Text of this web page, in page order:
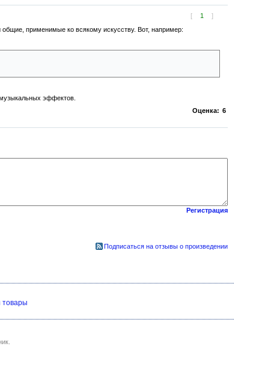
[ 1 ]
применимые ко всякому искусству. Вот, например:
эффектов.
Оценка: 6
Регистрация
Подписаться на отзывы о произведении